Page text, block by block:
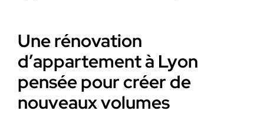
Une rénovation
d’appartement à Lyon
pensée pour créer de
nouveaux volumes